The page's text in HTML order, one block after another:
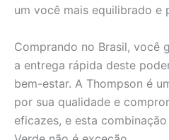
um você mais equilibrado e
Comprando no Brasil, você
a entrega rápida deste
bem-estar. A Thompson é
por sua qualidade e
eficazes, e esta